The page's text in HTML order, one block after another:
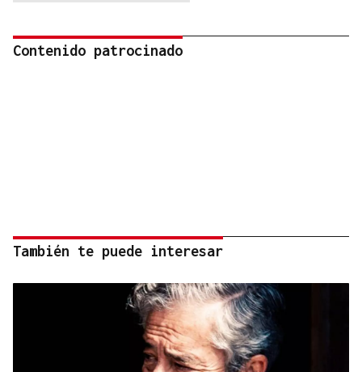
Contenido patrocinado
También te puede interesar